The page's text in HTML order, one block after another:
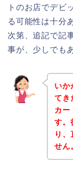
トのお店でデビ
る可能性は十分
次第、追記で記
事が、少しでも
いか
てき
カー
す。
り
せん